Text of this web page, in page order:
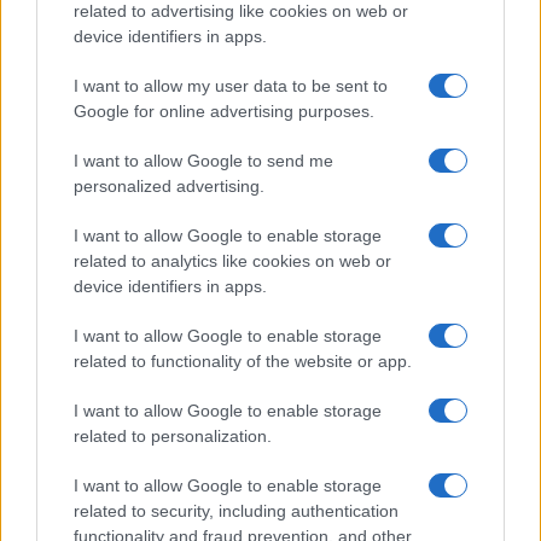
related to advertising like cookies on web or
device identifiers in apps.
I want to allow my user data to be sent to
Google for online advertising purposes.
I want to allow Google to send me
personalized advertising.
I want to allow Google to enable storage
related to analytics like cookies on web or
device identifiers in apps.
I want to allow Google to enable storage
related to functionality of the website or app.
I want to allow Google to enable storage
related to personalization.
I want to allow Google to enable storage
related to security, including authentication
functionality and fraud prevention, and other
quelle legate al rinnovo. Ma la libertà contrattuale
del tifoso — decidere se andare o meno alla
partita — non dovrebbe essere sacrificata
sull’altare di un problema che riguarda una